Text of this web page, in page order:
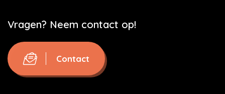
Vragen? Neem contact op!
Contact